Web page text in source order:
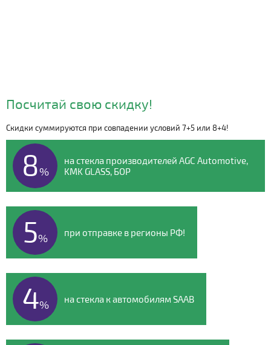
Видео о компании
Посчитай свою скидку!
Скидки суммируются при совпадении условий 7+5 или 8+4!
8%
на стекла производителей AGC Automotive,
KMK GLASS, БОР
5% при отправке в регионы РФ!
4% на стекла к автомобилям SAAB